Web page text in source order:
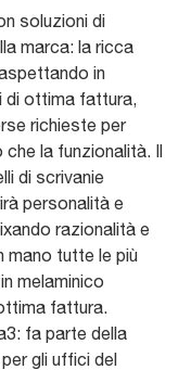
soluzioni di
marca: la ricca
in
di ottima fattura,
richieste per
la funzionalità. Il
di scrivanie
personalità e
razionalità e
mano tutte le più
melaminico
fattura.
fa parte della
gli uffici del